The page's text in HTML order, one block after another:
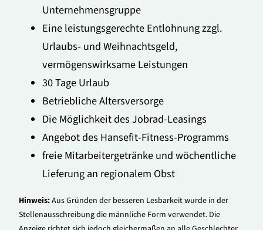
Unternehmensgruppe
Eine leistungsgerechte Entlohnung zzgl.
Urlaubs- und Weihnachtsgeld,
vermögenswirksame Leistungen
30 Tage Urlaub
Betriebliche Altersversorge
Die Möglichkeit des Jobrad-Leasings
Angebot des Hansefit-Fitness-Programms
freie Mitarbeitergetränke und wöchentliche
Lieferung an regionalem Obst
Hinweis:Aus Gründen der besseren Lesbarkeit wurde in der
Stellenausschreibung die männliche Form verwendet. Die